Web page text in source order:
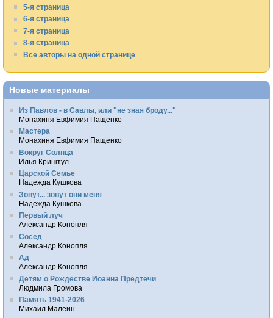
5-я страница
6-я страница
7-я страница
8-я страница
Все авторы на одной странице
Новые материалы
Из Павлов - в Савлы, или "не зная броду..."
Монахиня Евфимия Пащенко
Мастера
Монахиня Евфимия Пащенко
Вокруг Солнца
Илья Криштул
Царской Семье
Надежда Кушкова
Зовут... зовут они меня
Надежда Кушкова
Первый луч
Александр Конопля
Сосед
Александр Конопля
Ад
Александр Конопля
Детям о Рождестве Иоанна Предтечи
Людмила Громова
Память 1941-2026
Михаил Малеин